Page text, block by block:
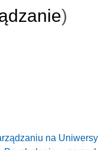
)
na